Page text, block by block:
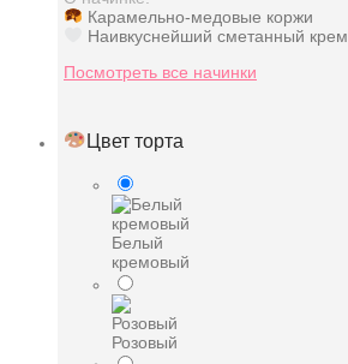
Карамельно-медовые коржи
Наивкуснейший сметанный крем
Посмотреть все начинки
Цвет торта
Белый
кремовый
Розовый